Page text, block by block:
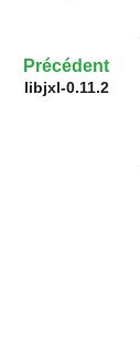
Précédent
libjxl-0.11.2